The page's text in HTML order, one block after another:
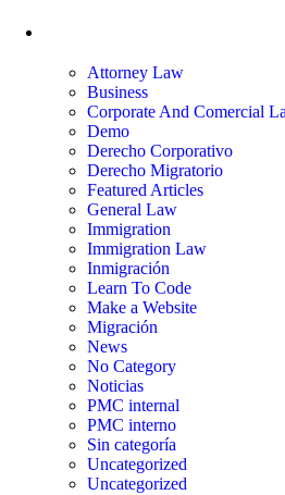
Attorney Law
Business
Corporate And Comercial
Demo
Derecho Corporativo
Derecho Migratorio
Featured Articles
General Law
Immigration
Immigration Law
Inmigración
Learn To Code
Make a Website
Migración
News
No Category
Noticias
PMC internal
PMC interno
Sin categoría
Uncategorized
Uncategorized